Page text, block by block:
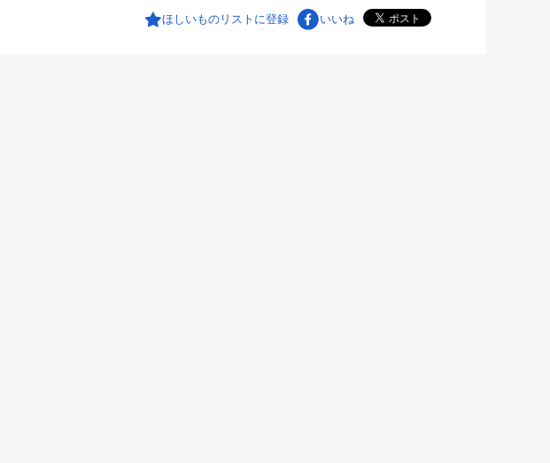
ほしいものリストに登録 いいね